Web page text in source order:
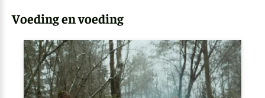
Voeding en voeding